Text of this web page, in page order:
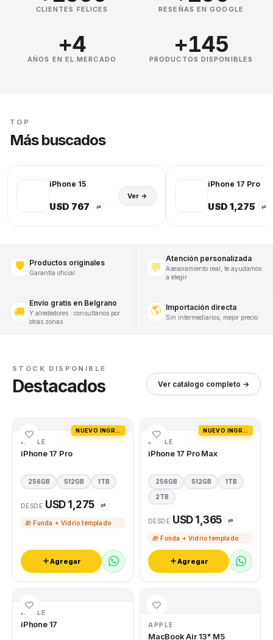
CLIENTES FELICES RESEÑAS EN GOOGLE
+4
AÑOS EN EL MERCADO
+145
PRODUCTOS DISPONIBLES
TOP
Más buscados
iPhone 15
USD 767 ⇄
Ver →
iPhone 17 Pro
USD 1,275 ⇄
🛡️ Productos originales
Garantía oficial 💬
Atención personalizada
Asesoramiento real, te ayudamos
a elegir
🚚
Envío gratis en Belgrano
Y alrededores · consultanos por
otras zonas
🌎 Importación directa
Sin intermediarios, mejor precio
STOCK DISPONIBLE
Destacados Ver catálogo completo →
APPLE
iPhone 17 Pro
256GB 512GB 1TB
DESDE USD 1,275 ⇄
🎁 Funda + Vidrio templado
Agregar
APPLE
iPhone 17 Pro Max
256GB 512GB 1TB
2TB
DESDE USD 1,365 ⇄
🎁 Funda + Vidrio templado
Agregar
APPLE
iPhone 17 APPLE
MacBook Air 13" M5